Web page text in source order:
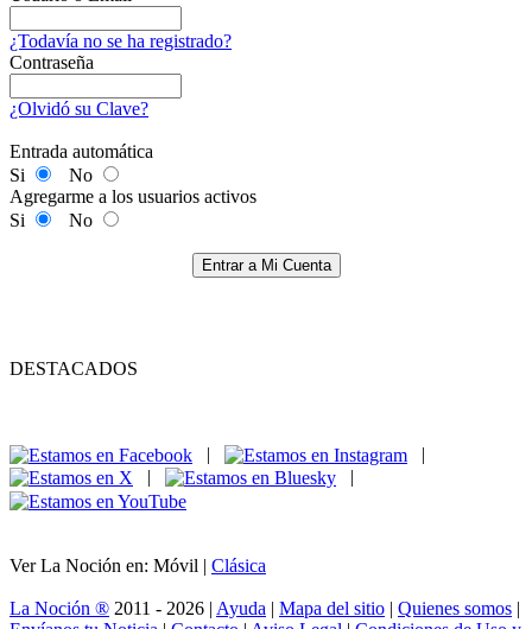
¿Todavía no se ha registrado?
Contraseña
¿Olvidó su Clave?
Entrada automática
Si
No
Agregarme a los usuarios activos
Si
No
Entrar a Mi Cuenta
DESTACADOS
|
|
|
|
Ver La Noción en: Móvil | Clásica
La Noción ® 2011 - 2026 | Ayuda | Mapa del sitio | Quienes somos |